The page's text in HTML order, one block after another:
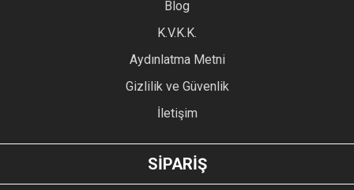
Ürün bilgilerinde hatalar bulunuyor.
Ürün fiyatı diğer sitelerden daha pahalı.
GÖNDER
Blog
K.V.K.K.
Aydınlatma Metni
Gizlilik ve Güvenlik
İletişim
SİPARİŞ